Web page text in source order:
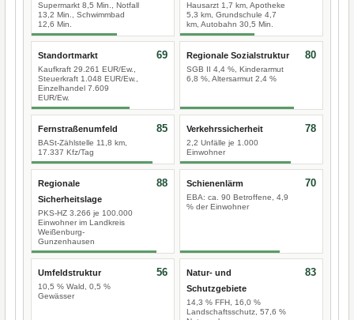
Supermarkt 8,5 Min., Notfall
13,2 Min., Schwimmbad
12,6 Min.
Hausarzt 1,7 km, Apotheke
5,3 km, Grundschule 4,7
km, Autobahn 30,5 Min.
Standortmarkt
Kaufkraft 29.261 EUR/Ew.,
Steuerkraft 1.048 EUR/Ew.,
Einzelhandel 7.609
EUR/Ew.
69 Regionale Sozialstruktur
SGB II 4,4 %, Kinderarmut
6,8 %, Altersarmut 2,4 %
80
Fernstraßenumfeld
BASt-Zählstelle 11,8 km,
17.337 Kfz/Tag
85 Verkehrssicherheit
2,2 Unfälle je 1.000
Einwohner
78
Regionale
Sicherheitslage
PKS-HZ 3.266 je 100.000
Einwohner im Landkreis
Weißenburg-
Gunzenhausen
88 Schienenlärm
EBA: ca. 90 Betroffene, 4,9
% der Einwohner
70
Umfeldstruktur
10,5 % Wald, 0,5 %
Gewässer
56
Natur- und
Schutzgebiete
14,3 % FFH, 16,0 %
Landschaftsschutz, 57,6 %
83